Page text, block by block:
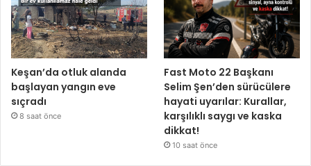
Keşan’da otluk alanda
başlayan yangın eve
sıçradı
8 saat önce
Fast Moto 22 Başkanı
Selim Şen’den sürücülere
hayati uyarılar: Kurallar,
karşılıklı saygı ve kaska
dikkat!
10 saat önce